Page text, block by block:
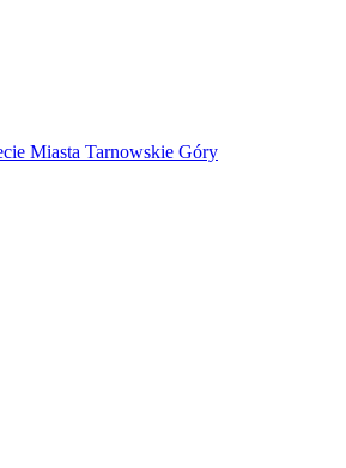
Miasta Tarnowskie Góry